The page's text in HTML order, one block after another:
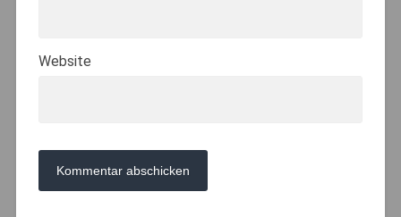
Website